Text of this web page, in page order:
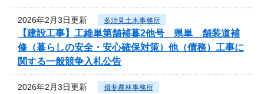
2026年2月3日更新 多治見土木事務所
【建設工事】工維単第舗補暮2他号 県単 舗装道補
修（暮らしの安全・安心確保対策）他（債務）工事に
関する一般競争入札公告
2026年2月3日更新 揖斐農林事務所